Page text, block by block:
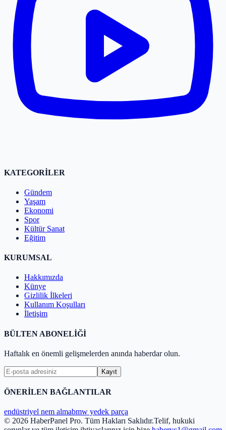
KATEGORİLER
Gündem
Yaşam
Ekonomi
Spor
Kültür Sanat
Eğitim
KURUMSAL
Hakkımızda
Künye
Gizlilik İlkeleri
Kullanım Koşulları
İletişim
BÜLTEN ABONELİĞİ
Haftalık en önemli gelişmelerden anında haberdar olun.
Kayıt
ÖNERİLEN BAĞLANTILAR
endüstriyel nem almabmw yedek parça
© 2026 HaberPanel Pro. Tüm Hakları Saklıdır.Telif, hukuki